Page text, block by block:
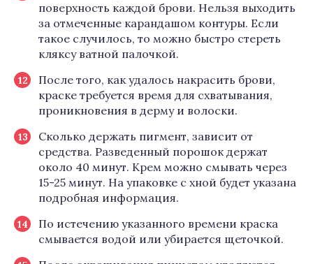
поверхность каждой брови. Нельзя выходить
за отмеченные карандашом контуры. Если
такое случилось, то можно быстро стереть
кляксу ватной палочкой.
После того, как удалось накрасить брови,
краске требуется время для схватывания,
проникновения в дерму и волоски.
Сколько держать пигмент, зависит от
средства. Разведенный порошок держат
около 40 минут. Крем можно смывать через
15-25 минут. На упаковке с хной будет указана
подробная информация.
По истечению указанного времени краска
смывается водой или убирается щеточкой.